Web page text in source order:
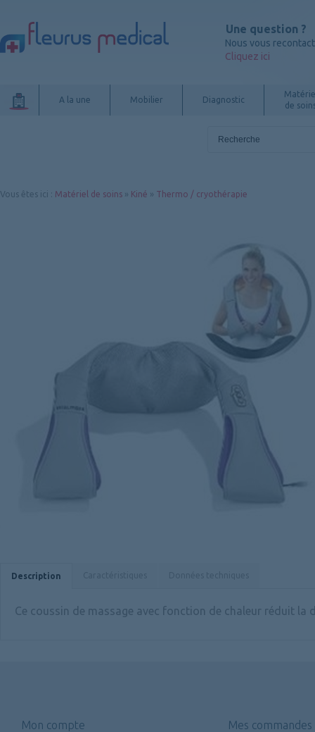
Une question ?
Nous vous
Cliquez ici
A la une Mobilier Diagnostic
de
Vous êtes ici Matériel de soins » Kiné » Thermo / cryothérapie
Description
Ce coussin de massage avec fonction de chaleur réduit la
Mon compte Mes commandes